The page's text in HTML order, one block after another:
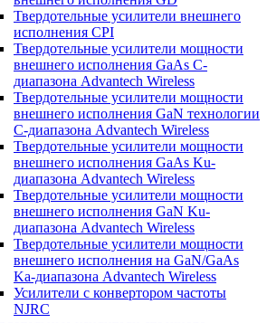
Твердотельные усилители внешнего
исполнения CPI
Твердотельные усилители мощности
внешнего исполнения GaAs С-
диапазона Advantech Wireless
Твердотельные усилители мощности
внешнего исполнения GaN технологии
С-диапазона Advantech Wireless
Твердотельные усилители мощности
внешнего исполнения GaAs Ku-
диапазона Advantech Wireless
Твердотельные усилители мощности
внешнего исполнения GaN Ku-
диапазона Advantech Wireless
Твердотельные усилители мощности
внешнего исполнения на GaN/GaAs
Ka-диапазона Advantech Wireless
Усилители с конвертором чаcтоты
NJRC